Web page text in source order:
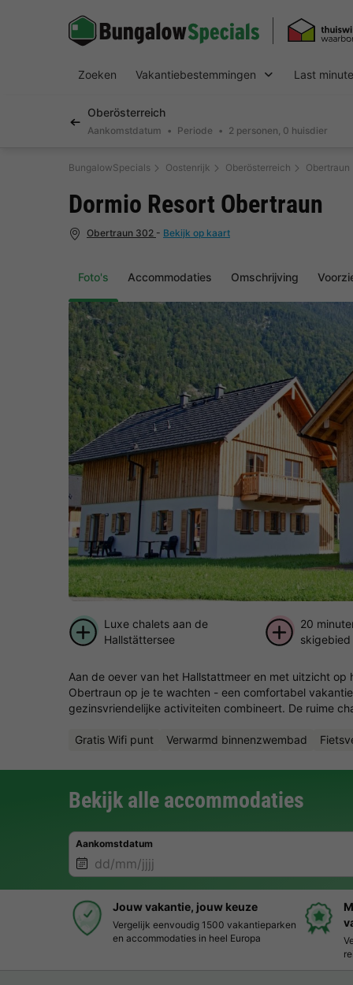
Zoeken Vakantiebestemmingen Last
Oberösterreich
Aankomstdatum Periode 2 personen, 0 huisdier
BungalowSpecials Oostenrijk Oberösterreich Obertraun
Foto's Accommodaties Omschrijving
Dormio Resort Obertraun
Obertraun 302 - Bekijk op kaart
Luxe chalets aan de
Hallstättersee
20
skigebied
Aan de oever van het Hallstattmeer en met uitzicht
Obertraun op je te wachten - een comfortabel
gezinsvriendelijke activiteiten combineert. De ruime
Gratis Wifi punt Verwarmd binnenzwembad
Bekijk alle accommodaties
Aankomstdatum
Jouw vakantie, jouw keuze
Vergelijk eenvoudig 1500 vakantieparken
en accommodaties in heel Europa